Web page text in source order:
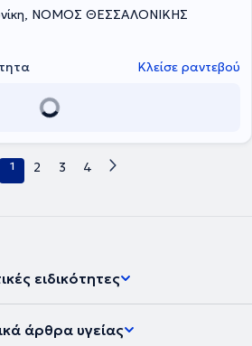
ΝΟΜΟΣ ΘΕΣΣΑΛΟΝΙΚΗΣ
Κλείσε ραντεβού
1 2 3 4
ειδικότητες
άρθρα υγείας